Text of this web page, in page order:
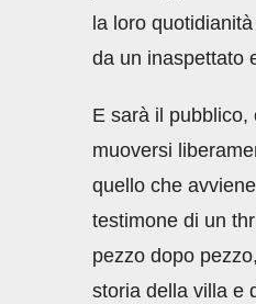
la loro
da un inaspettato
E sarà il pubblico,
muoversi
quello che
testimone di un
pezzo dopo
storia della villa e